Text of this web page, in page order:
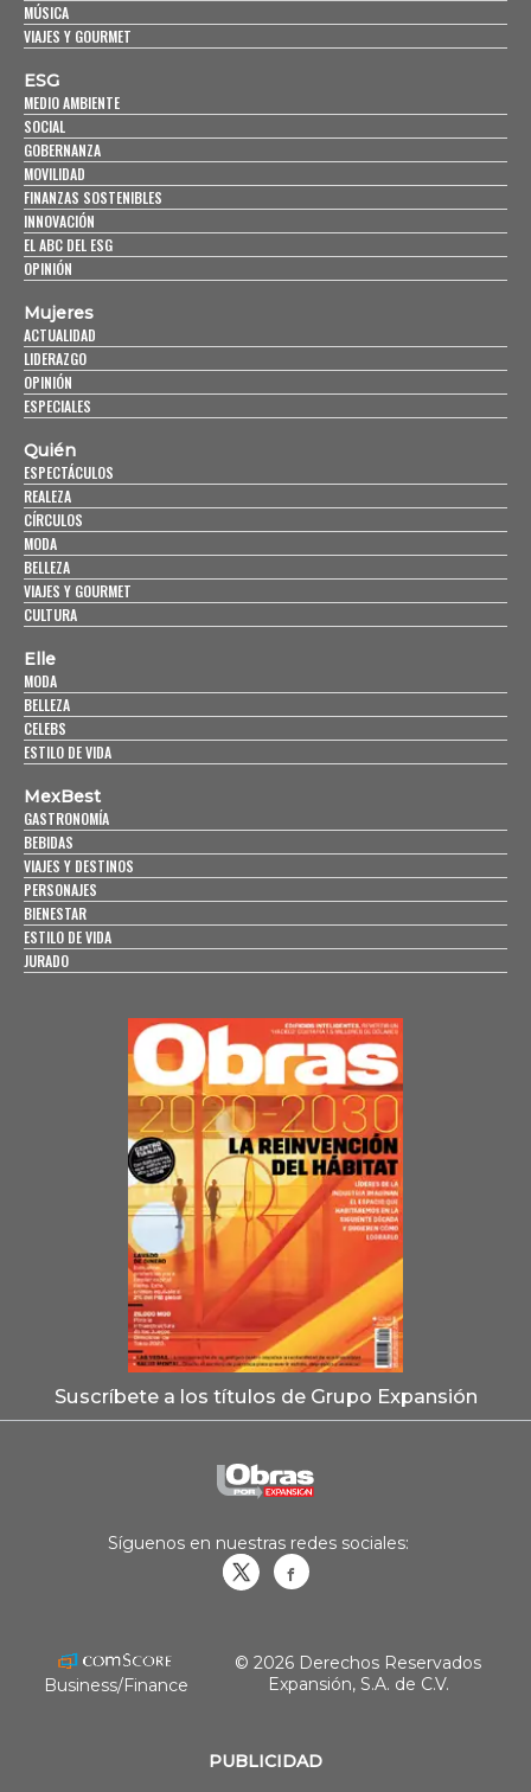
MÚSICA
VIAJES Y GOURMET
ESG
MEDIO AMBIENTE
SOCIAL
GOBERNANZA
MOVILIDAD
FINANZAS SOSTENIBLES
INNOVACIÓN
EL ABC DEL ESG
OPINIÓN
Mujeres
ACTUALIDAD
LIDERAZGO
OPINIÓN
ESPECIALES
Quién
ESPECTÁCULOS
REALEZA
CÍRCULOS
MODA
BELLEZA
VIAJES Y GOURMET
CULTURA
Elle
MODA
BELLEZA
CELEBS
ESTILO DE VIDA
MexBest
GASTRONOMÍA
BEBIDAS
VIAJES Y DESTINOS
PERSONAJES
BIENESTAR
ESTILO DE VIDA
JURADO
Suscríbete a los títulos de Grupo Expansión
PUBLICIDAD
Síguenos en nuestras redes sociales:
Business/Finance
© 2026 Derechos Reservados
Expansión, S.A. de C.V.